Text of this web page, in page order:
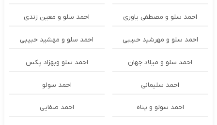
احمد سلو و مصطفی یاوری احمد سلو و معین زندی
احمد سلو و مهرشید حبیبی احمد سلو و مهشید حبیبی
احمد سلو و میلاد جهان احمد سلو وبهزاد پکس
احمد سلیمانی احمد سولو
احمد سولو و پناه احمد صفایی